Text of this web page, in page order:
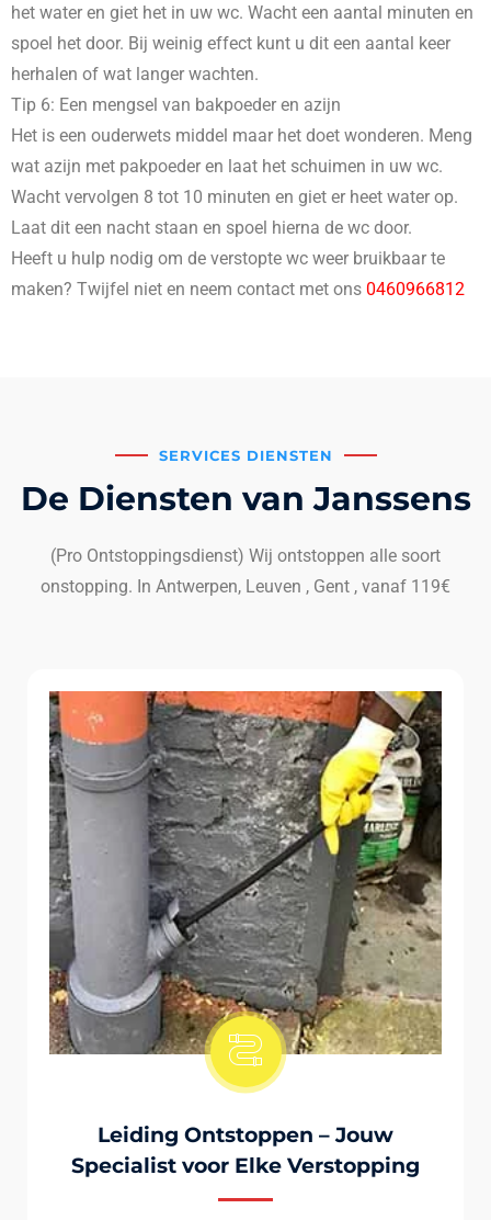
het water en giet het in uw wc. Wacht een aantal minuten en
spoel het door. Bij weinig effect kunt u dit een aantal keer
herhalen of wat langer wachten.
Tip 6: Een mengsel van bakpoeder en azijn
Het is een ouderwets middel maar het doet wonderen. Meng
wat azijn met pakpoeder en laat het schuimen in uw wc.
Wacht vervolgen 8 tot 10 minuten en giet er heet water op.
Laat dit een nacht staan en spoel hierna de wc door.
Heeft u hulp nodig om de verstopte wc weer bruikbaar te
maken? Twijfel niet en neem contact met ons 0460966812
SERVICES DIENSTEN
De Diensten van Janssens
(Pro Ontstoppingsdienst) Wij ontstoppen alle soort
onstopping. In Antwerpen, Leuven , Gent , vanaf 119€
Onstopping Van Wc-Tiolet
Wc spoelt niet meer door ? het water komt